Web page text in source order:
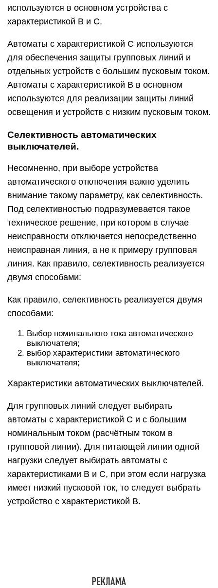
используются в основном устройства с
характеристикой B и С.
Автоматы с характеристикой С используются
для обеспечения защиты групповых линий и
отдельных устройств с большим пусковым током.
Автоматы с характеристикой B в основном
используются для реализации защиты линий
освещения и устройств с низким пусковым током.
Селективность автоматических
выключателей.
Несомненно, при выборе устройства
автоматического отключения важно уделить
внимание такому параметру, как селективность.
Под селективностью подразумевается такое
техническое решение, при котором в случае
неисправности отключается непосредственно
неисправная линия, а не к примеру групповая
линия. Как правило, селективность реализуется
двумя способами:
Как правило, селективность реализуется двумя
способами:
Выбор номинального тока автоматического
выключателя;
выбор характеристики автоматического
выключателя;
Характеристики автоматических выключателей.
Для групповых линий следует выбирать
автоматы с характеристикой С и с большим
номинальным током (расчётным током в
групповой линии). Для питающей линии одной
нагрузки следует выбирать автоматы с
характеристиками B и С, при этом если нагрузка
имеет низкий пусковой ток, то следует выбрать
устройство с характеристикой B.